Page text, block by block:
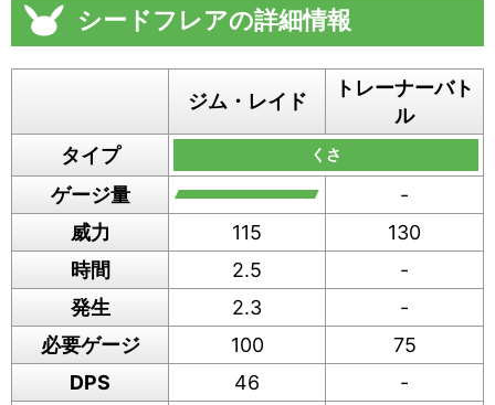
シードフレアの詳細情報
ジム・レイド
トレーナーバト
ル
タイプ
くさ
ゲージ量
-
威力
115
130
時間
2.5
-
発生
2.3
-
必要ゲージ
100
75
DPS
46
-